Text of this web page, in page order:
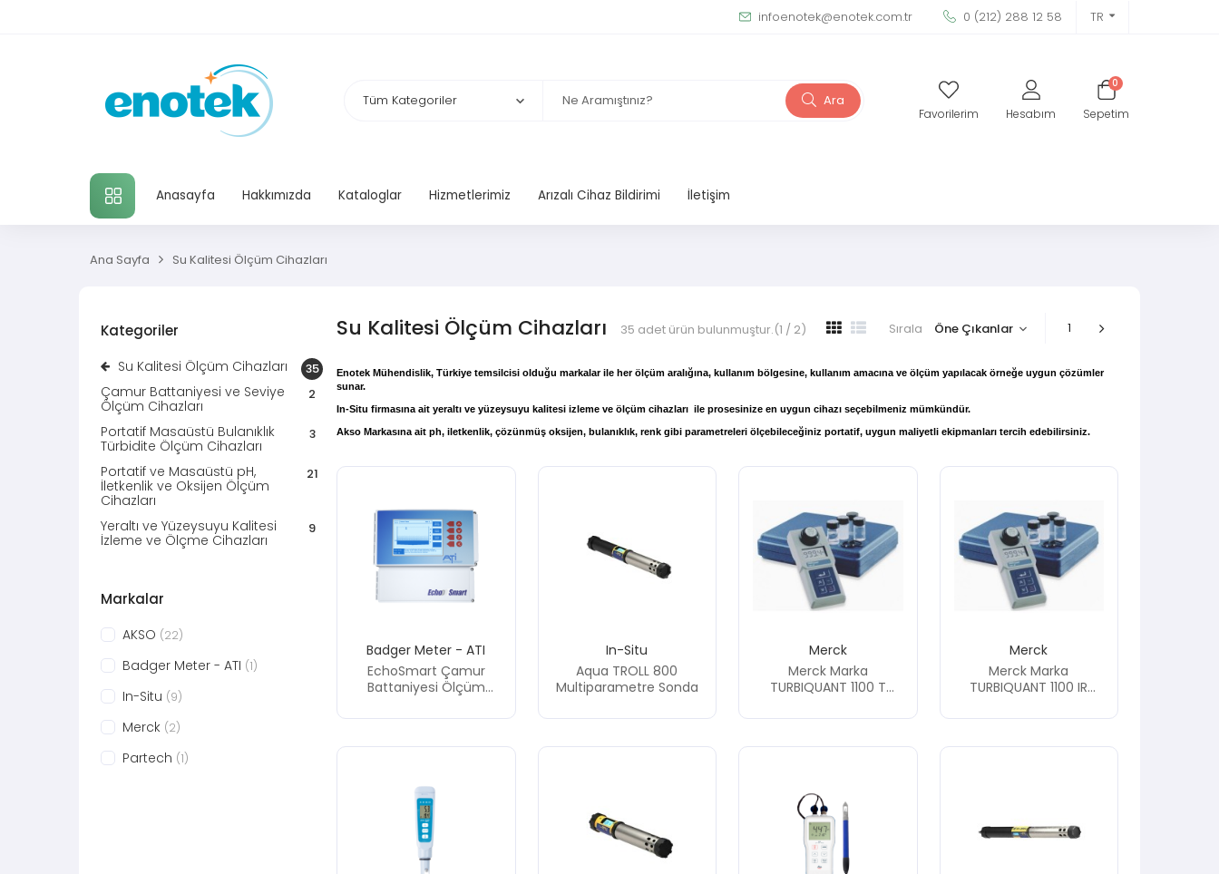
infoenotek@enotek.com.tr 0 (212) 288 12 58 TR
Favorilerim Hesabım
0
Sepetim
Ara
TÜM KATEGORILER
Anasayfa Hakkımızda Kataloglar Hizmetlerimiz Arızalı Cihaz Bildirimi İletişim
Ana Sayfa Su Kalitesi Ölçüm Cihazları
Su Kalitesi Ölçüm Cihazları 35 adet ürün bulunmuştur. (1 / 2) Sırala 1
Enotek Mühendislik, Türkiye temsilcisi olduğu markalar ile her ölçüm aralığına, kullanım bölgesine, kullanım amacına ve ölçüm yapılacak örneğe uygun çözümler
sunar.
In-Situ firmasına ait yeraltı ve yüzeysuyu kalitesi izleme ve ölçüm cihazları ile prosesinize en uygun cihazı seçebilmeniz mümkündür.
Akso Markasına ait ph, iletkenlik, çözünmüş oksijen, bulanıklık, renk gibi parametreleri ölçebileceğiniz portatif, uygun maliyetli ekipmanları tercih edebilirsiniz.
Badger Meter - ATI
EchoSmart Çamur
Battaniyesi Ölçüm
In-Situ
Aqua TROLL 800
Multiparametre Sonda
Merck
Merck Marka
TURBIQUANT 1100 T
Türbidimetre (Bulanıklık
Merck
Merck Marka
TURBIQUANT 1100 IR
Türbidimetre (Bulanıklık
Kategoriler
Su Kalitesi Ölçüm Cihazları 35
Çamur Battaniyesi ve Seviye
Ölçüm Cihazları
2
Portatif Masaüstü Bulanıklık
Türbidite Ölçüm Cihazları
3
Portatif ve Masaüstü pH,
İletkenlik ve Oksijen Ölçüm
Cihazları
21
Yeraltı ve Yüzeysuyu Kalitesi
İzleme ve Ölçme Cihazları
9
Markalar
AKSO (22)
Badger Meter - ATI (1)
In-Situ (9)
Merck (2)
Partech (1)